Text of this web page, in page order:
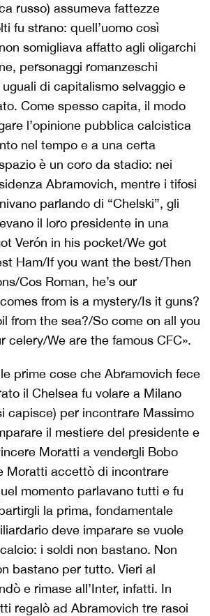
russo) assumeva fattezze
fu strano: quell’uomo così
somigliava affatto agli oligarchi
personaggi romanzeschi
di capitalismo selvaggio e
Come spesso capita, il modo
l’opinione pubblica calcistica
nel tempo e a una certa
è un coro da stadio: nei
Abramovich, mentre i tifosi
parlando di “Chelski”, gli
il loro presidente in una
Verón in his pocket/We got
Ham/If you want the best/Then
Cos Roman, he’s our
from is a mystery/Is it guns?
from the sea?/So come on all you
celery/We are the famous CFC».
prime cose che Abramovich fece
il Chelsea fu volare a Milano
capisce) per incontrare Massimo
il mestiere del presidente e
Moratti a vendergli Bobo
Moratti accettò di incontrare
momento parlavano tutti e fu
la prima, fondamentale
deve imparare se vuole
i soldi non bastano. Non
bastano per tutto. Vieri al
e rimase all’Inter, infatti. In
regalò ad Abramovich tre rasoi